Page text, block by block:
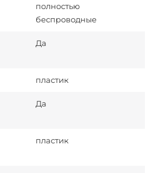
полностью
беспроводные
Да
пластик
Да
пластик